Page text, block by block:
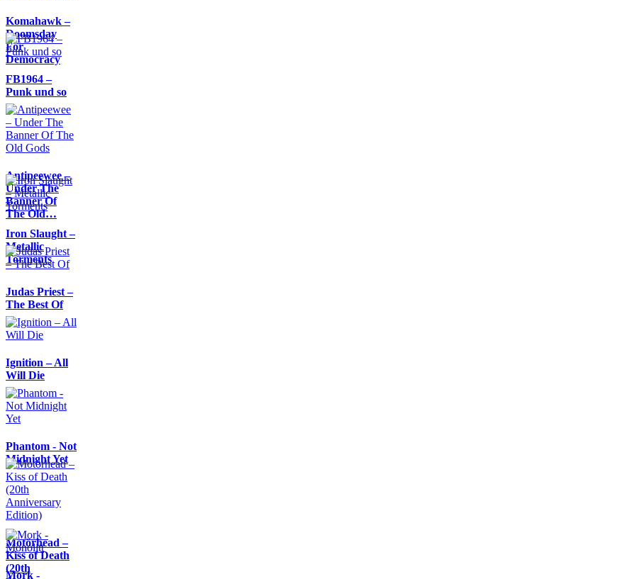
Komahawk –
Doomsday
For
Democracy
FB1964 –
Punk und so
Antipeewee –
Under The
Banner Of
The Old…
Iron Slaught –
Metallic
Torments
Judas Priest –
The Best Of
Ignition – All
Will Die
Phantom - Not
Midnight Yet
Motörhead –
Kiss of Death
(20th
Mork -